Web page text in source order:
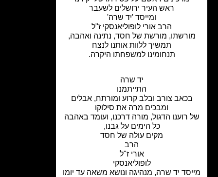
ראש העיר ירושלים לשעבר
ומייסד 'יד שרה'
הרב אורי לופוליאנסקי ז"ל
מורשת של חסד, נתינה ואהבה,
תמשיך ללוות אותנו לנצח
תנחומינו למשפחתו היקרה.
התייתמנו
בכאב צורב ובלב קרוע ומורתח, אבלים
ומבכים מרה את סילוקו
רוענו הדגול, מורה דרכנו, ועומד באהבה
כל הימים על גבנו,
מקים עולה של חסד
לופוליאנסקי
יד שרה, מנהיגה ונושא משאה עד יומו